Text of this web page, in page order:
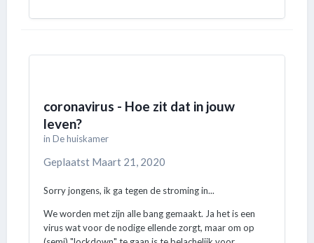
coronavirus - Hoe zit dat in jouw
leven?
in De huiskamer
Geplaatst Maart 21, 2020
Sorry jongens, ik ga tegen de stroming in...
We worden met zijn alle bang gemaakt. Ja het is een
virus wat voor de nodige ellende zorgt, maar om op